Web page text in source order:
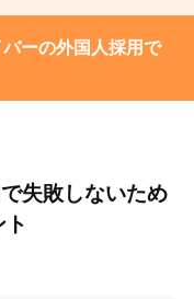
ーの外国人採用で
失敗しないため